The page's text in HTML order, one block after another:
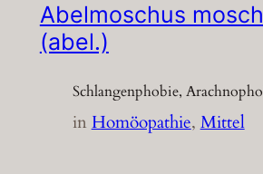
Abelmoschus
(abel.)
Schlangenphobie,
inHomöopathie, Mittel